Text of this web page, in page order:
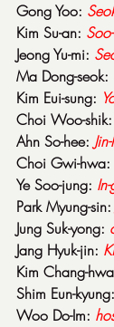
Gong Yoo:
Kim Su-an:
Jeong Yu-mi:
Ma Dong-seok:
Kim Eui-sung:
Choi Woo-shik:
Ahn So-hee:
Choi Gwi-hwa:
Ye Soo-jung:
Park Myung-
Jung Suk-yong:
Jang Hyuk-jin:
Kim Chang-
Shim Eun-kyung:
Woo Do-Im: